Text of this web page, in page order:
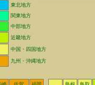
東北地方
関東地方
中部地方
近畿地方
中国・四国地方
九州・沖縄地方